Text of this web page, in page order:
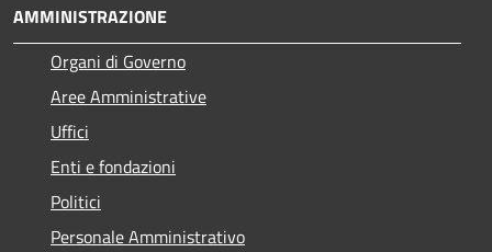
AMMINISTRAZIONE
Organi di Governo
Aree Amministrative
Uffici
Enti e fondazioni
Politici
Personale Amministrativo